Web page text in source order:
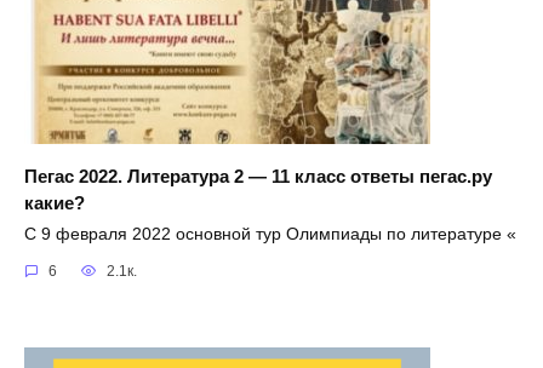
Пегас 2022. Литература 2 — 11 класс ответы пегас.ру
какие?
С 9 февраля 2022 основной тур Олимпиады по литературе «
6 2.1к.